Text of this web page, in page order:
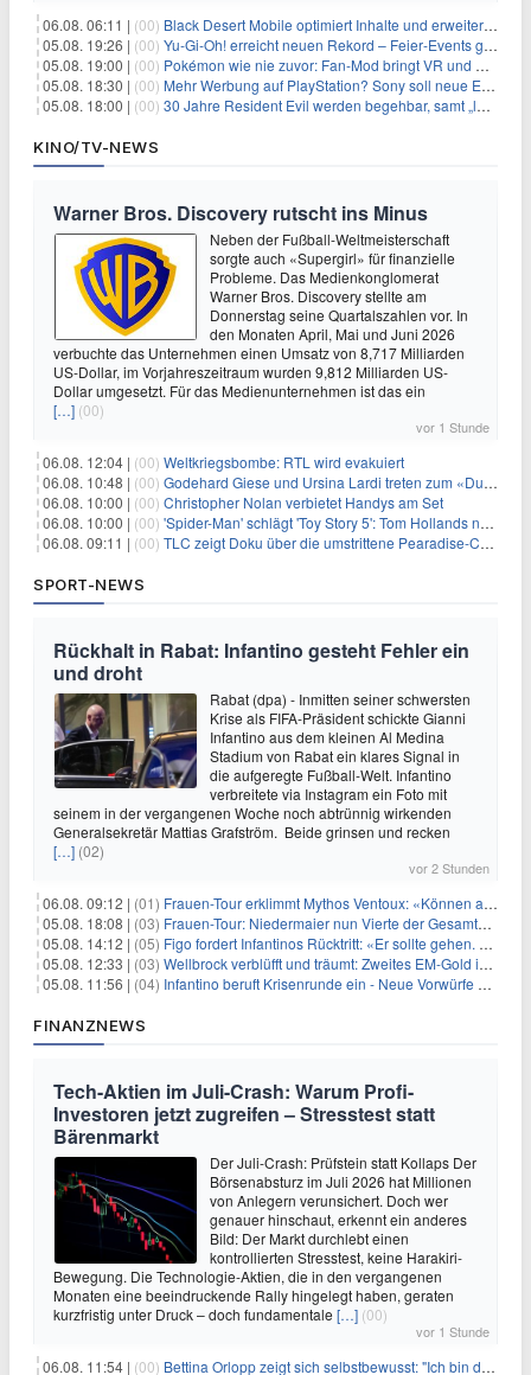
06.08. 06:11 | (00) Black Desert Mobile optimiert Inhalte und erweitert Treasure Access
05.08. 19:26 | (00) Yu‑Gi‑Oh! erreicht neuen Rekord – Feier‑Events gestartet
05.08. 19:00 | (00) Pokémon wie nie zuvor: Fan-Mod bringt VR und Ego-Perspektive nach Kanto
05.08. 18:30 | (00) Mehr Werbung auf PlayStation? Sony soll neue Einnahmequellen prüfen
05.08. 18:00 | (00) 30 Jahre Resident Evil werden begehbar, samt „lebensgroßem Leon“
KINO/TV-NEWS
Warner Bros. Discovery rutscht ins Minus
Neben der Fußball-Weltmeisterschaft
sorgte auch «Supergirl» für finanzielle
Probleme. Das Medienkonglomerat
Warner Bros. Discovery stellte am
Donnerstag seine Quartalszahlen vor. In
den Monaten April, Mai und Juni 2026
verbuchte das Unternehmen einen Umsatz von 8,717 Milliarden
US-Dollar, im Vorjahreszeitraum wurden 9,812 Milliarden US-
Dollar umgesetzt. Für das Medienunternehmen ist das ein
[…] (00)
vor 1 Stunde
06.08. 12:04 | (00) Weltkriegsbombe: RTL wird evakuiert
06.08. 10:48 | (00) Godehard Giese und Ursina Lardi treten zum «Duell» an
06.08. 10:00 | (00) Christopher Nolan verbietet Handys am Set
06.08. 10:00 | (00) 'Spider-Man' schlägt 'Toy Story 5': Tom Hollands neuer Film bricht alle Rekorde
06.08. 09:11 | (00) TLC zeigt Doku über die umstrittene Pearadise-Community
SPORT-NEWS
Rückhalt in Rabat: Infantino gesteht Fehler ein
und droht
Rabat (dpa) - Inmitten seiner schwersten
Krise als FIFA-Präsident schickte Gianni
Infantino aus dem kleinen Al Medina
Stadium von Rabat ein klares Signal in
die aufgeregte Fußball-Welt. Infantino
verbreitete via Instagram ein Foto mit
seinem in der vergangenen Woche noch abtrünnig wirkenden
Generalsekretär Mattias Grafström. Beide grinsen und recken
[…] (02)
vor 2 Stunden
06.08. 09:12 | (01) Frauen-Tour erklimmt Mythos Ventoux: «Können alles schaffen»
05.08. 18:08 | (03) Frauen-Tour: Niedermaier nun Vierte der Gesamtwertung
05.08. 14:12 | (05) Figo fordert Infantinos Rücktritt: «Er sollte gehen. Jetzt»
05.08. 12:33 | (03) Wellbrock verblüfft und träumt: Zweites EM-Gold in Paris
05.08. 11:56 | (04) Infantino beruft Krisenrunde ein - Neue Vorwürfe gegen FIFA
FINANZNEWS
Tech-Aktien im Juli-Crash: Warum Profi-
Investoren jetzt zugreifen – Stresstest statt
Bärenmarkt
Der Juli-Crash: Prüfstein statt Kollaps Der
Börsenabsturz im Juli 2026 hat Millionen
von Anlegern verunsichert. Doch wer
genauer hinschaut, erkennt ein anderes
Bild: Der Markt durchlebt einen
kontrollierten Stresstest, keine Harakiri-
Bewegung. Die Technologie-Aktien, die in den vergangenen
Monaten eine beeindruckende Rally hingelegt haben, geraten
kurzfristig unter Druck – doch fundamentale […] (00)
vor 1 Stunde
06.08. 11:54 | (00) Bettina Orlopp zeigt sich selbstbewusst: "Ich bin die Vorstandsvorsitzende"